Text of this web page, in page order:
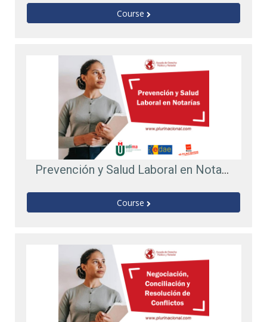
Course
Prevención y Salud Laboral en Notarías
Course